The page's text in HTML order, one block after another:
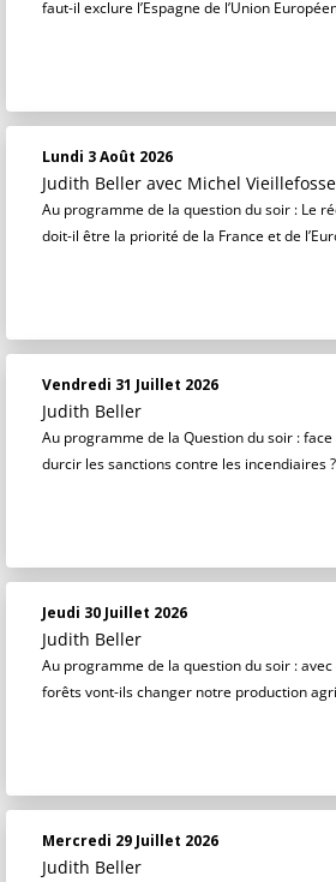
faut-il exclure l’Espagne de l’Union
Lundi 3 Août 2026
Judith Beller avec Michel Vieillefosse
Au programme de la question du soir : Le
doit-il être la priorité de la France et de
Vendredi 31 Juillet 2026
Judith Beller
Au programme de la Question du soir :
durcir les sanctions contre les incendiaires ?
Jeudi 30 Juillet 2026
Judith Beller
Au programme de la question du soir :
forêts vont-ils changer notre production
Mercredi 29 Juillet 2026
Judith Beller